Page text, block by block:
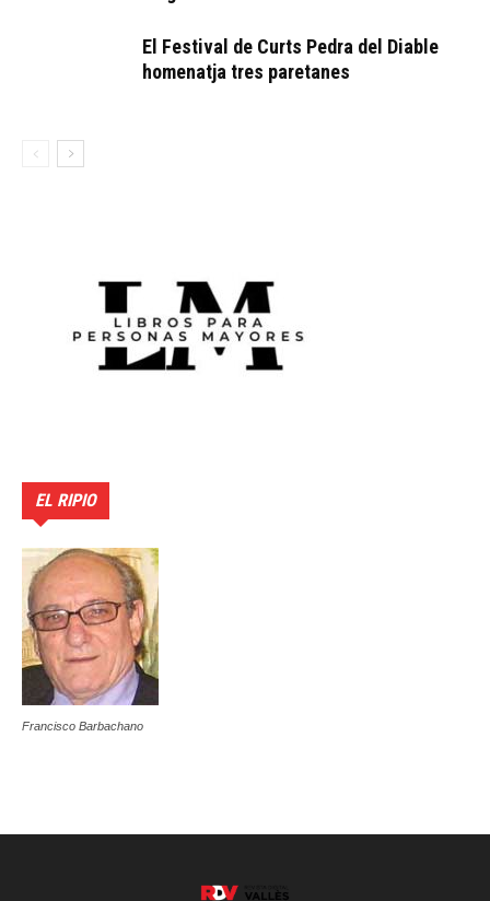
El Festival de Curts Pedra del Diable
homenatja tres paretanes
EL RIPIO
Francisco Barbachano